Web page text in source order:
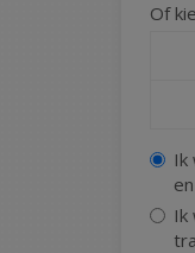
Of
Ik
Ik